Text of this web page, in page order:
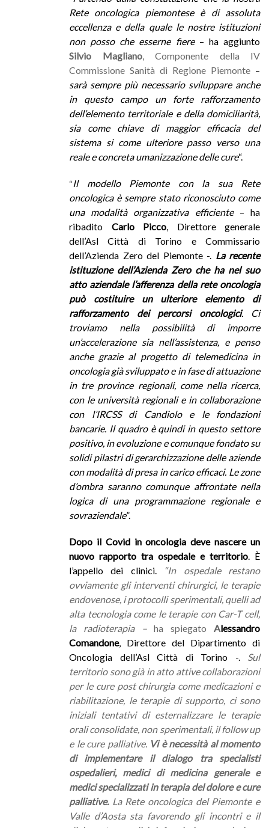
Rete oncologica piemontese è di assoluta
eccellenza e della quale le nostre istituzioni
non posso che esserne fiere– ha aggiunto
Silvio Magliano, Componente della IV
Commissione Sanità di Regione Piemonte –
sarà sempre più necessario sviluppare anche
in questo campo un forte rafforzamento
dell’elemento territoriale e della domiciliarità,
sia come chiave di maggior efficacia del
sistema si come ulteriore passo verso una
reale e concreta umanizzazione delle cure“.
“Il modello Piemonte con la sua Rete
oncologica è sempre stato riconosciuto come
una modalità organizzativa efficiente– ha
ribadito Carlo Picco, Direttore generale
dell’Asl Città di Torino e Commissario
dell’Azienda Zero del Piemonte -. La recente
istituzione dell’Azienda Zero che ha nel suo
atto aziendale l’afferenza della rete oncologia
può costituire un ulteriore elemento di
rafforzamento dei percorsi oncologici. Ci
troviamo nella possibilità di imporre
un’accelerazione sia nell’assistenza, e penso
anche grazie al progetto di telemedicina in
oncologia già sviluppato e in fase di attuazione
in tre province regionali, come nella ricerca,
con le università regionali e in collaborazione
con l’IRCSS di Candiolo e le fondazioni
bancarie. Il quadro è quindi in questo settore
positivo, in evoluzione e comunque fondato su
solidi pilastri di gerarchizzazione delle aziende
con modalità di presa in carico efficaci. Le zone
d’ombra saranno comunque affrontate nella
logica di una programmazione regionale e
sovraziendale”.
Dopo il Covid in oncologia deve nascere un
nuovo rapporto tra ospedale e territorio. È
l’appello dei clinici.“In ospedale restano
ovviamente gli interventi chirurgici, le terapie
endovenose, i protocolli sperimentali, quelli ad
alta tecnologia come le terapie con Car-T cell,
la radioterapia –ha spiegato Alessandro
Comandone, Direttore del Dipartimento di
Oncologia dell’Asl Città di Torino -.Sul
territorio sono già in atto attive collaborazioni
per le cure post chirurgia come medicazioni e
riabilitazione, le terapie di supporto, ci sono
iniziali tentativi di esternalizzare le terapie
orali consolidate, non sperimentali, il follow up
e le cure palliative. Vi è necessità al momento
di implementare il dialogo tra specialisti
ospedalieri, medici di medicina generale e
medici specializzati in terapia del dolore e cure
palliative. La Rete oncologica del Piemonte e
Valle d’Aosta sta favorendo gli incontri e il